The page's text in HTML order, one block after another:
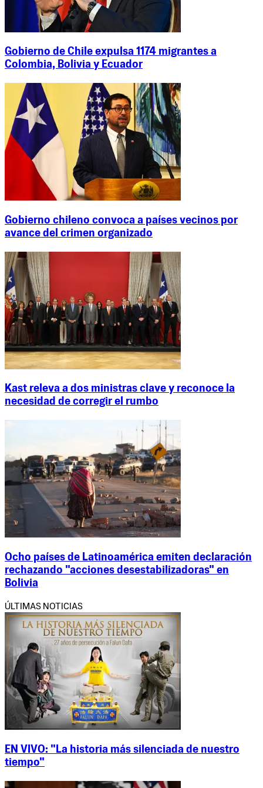
Gobierno de Chile expulsa 1174 migrantes a
Colombia, Bolivia y Ecuador
Gobierno chileno convoca a países vecinos por
avance del crimen organizado
Kast releva a dos ministras clave y reconoce la
necesidad de corregir el rumbo
Ocho países de Latinoamérica emiten declaración
rechazando "acciones desestabilizadoras" en
Bolivia
ÚLTIMAS NOTICIAS
EN VIVO: "La historia más silenciada de nuestro
tiempo"